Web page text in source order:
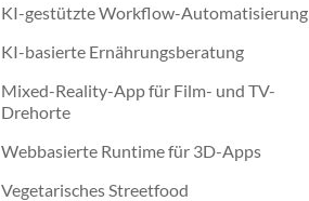
KI-gestützte Workflow-Automatisierung
KI-basierte Ernährungsberatung
Mixed-Reality-App für Film- und TV-
Drehorte
Webbasierte Runtime für 3D-Apps
Vegetarisches Streetfood